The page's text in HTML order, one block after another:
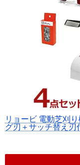
リョービ 電動芝刈
グ刃＋サッチ替え刃